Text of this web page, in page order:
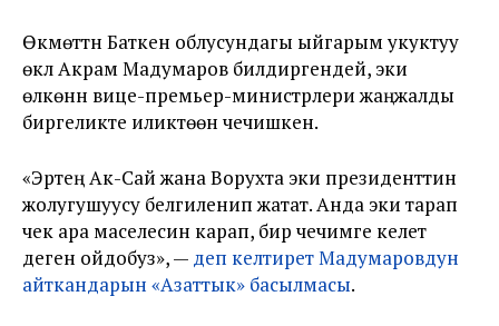
Өкмөттүн Баткен облусундагы ыйгарым укуктуу
өкүлү Акрам Мадумаров билдиргендей, эки
өлкөнүн вице-премьер-министрлери жаңжалды
биргеликте иликтөөнү чечишкен.
«Эртең Ак-Сай жана Ворухта эки президенттин
жолугушуусу белгиленип жатат. Анда эки тарап
чек ара маселесин карап, бир чечимге келет
деген ойдобуз», — деп келтирет Мадумаровдун
айткандарын «Азаттык» басылмасы.